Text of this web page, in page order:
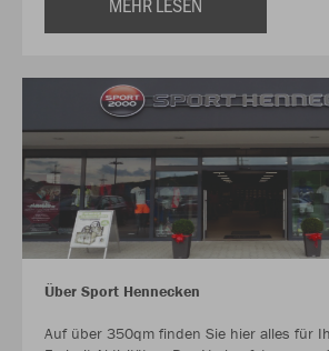
Über Sport Hennecken
Auf über 350qm finden Sie hier alles für